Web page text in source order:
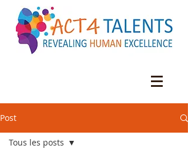
Post
Tous les posts